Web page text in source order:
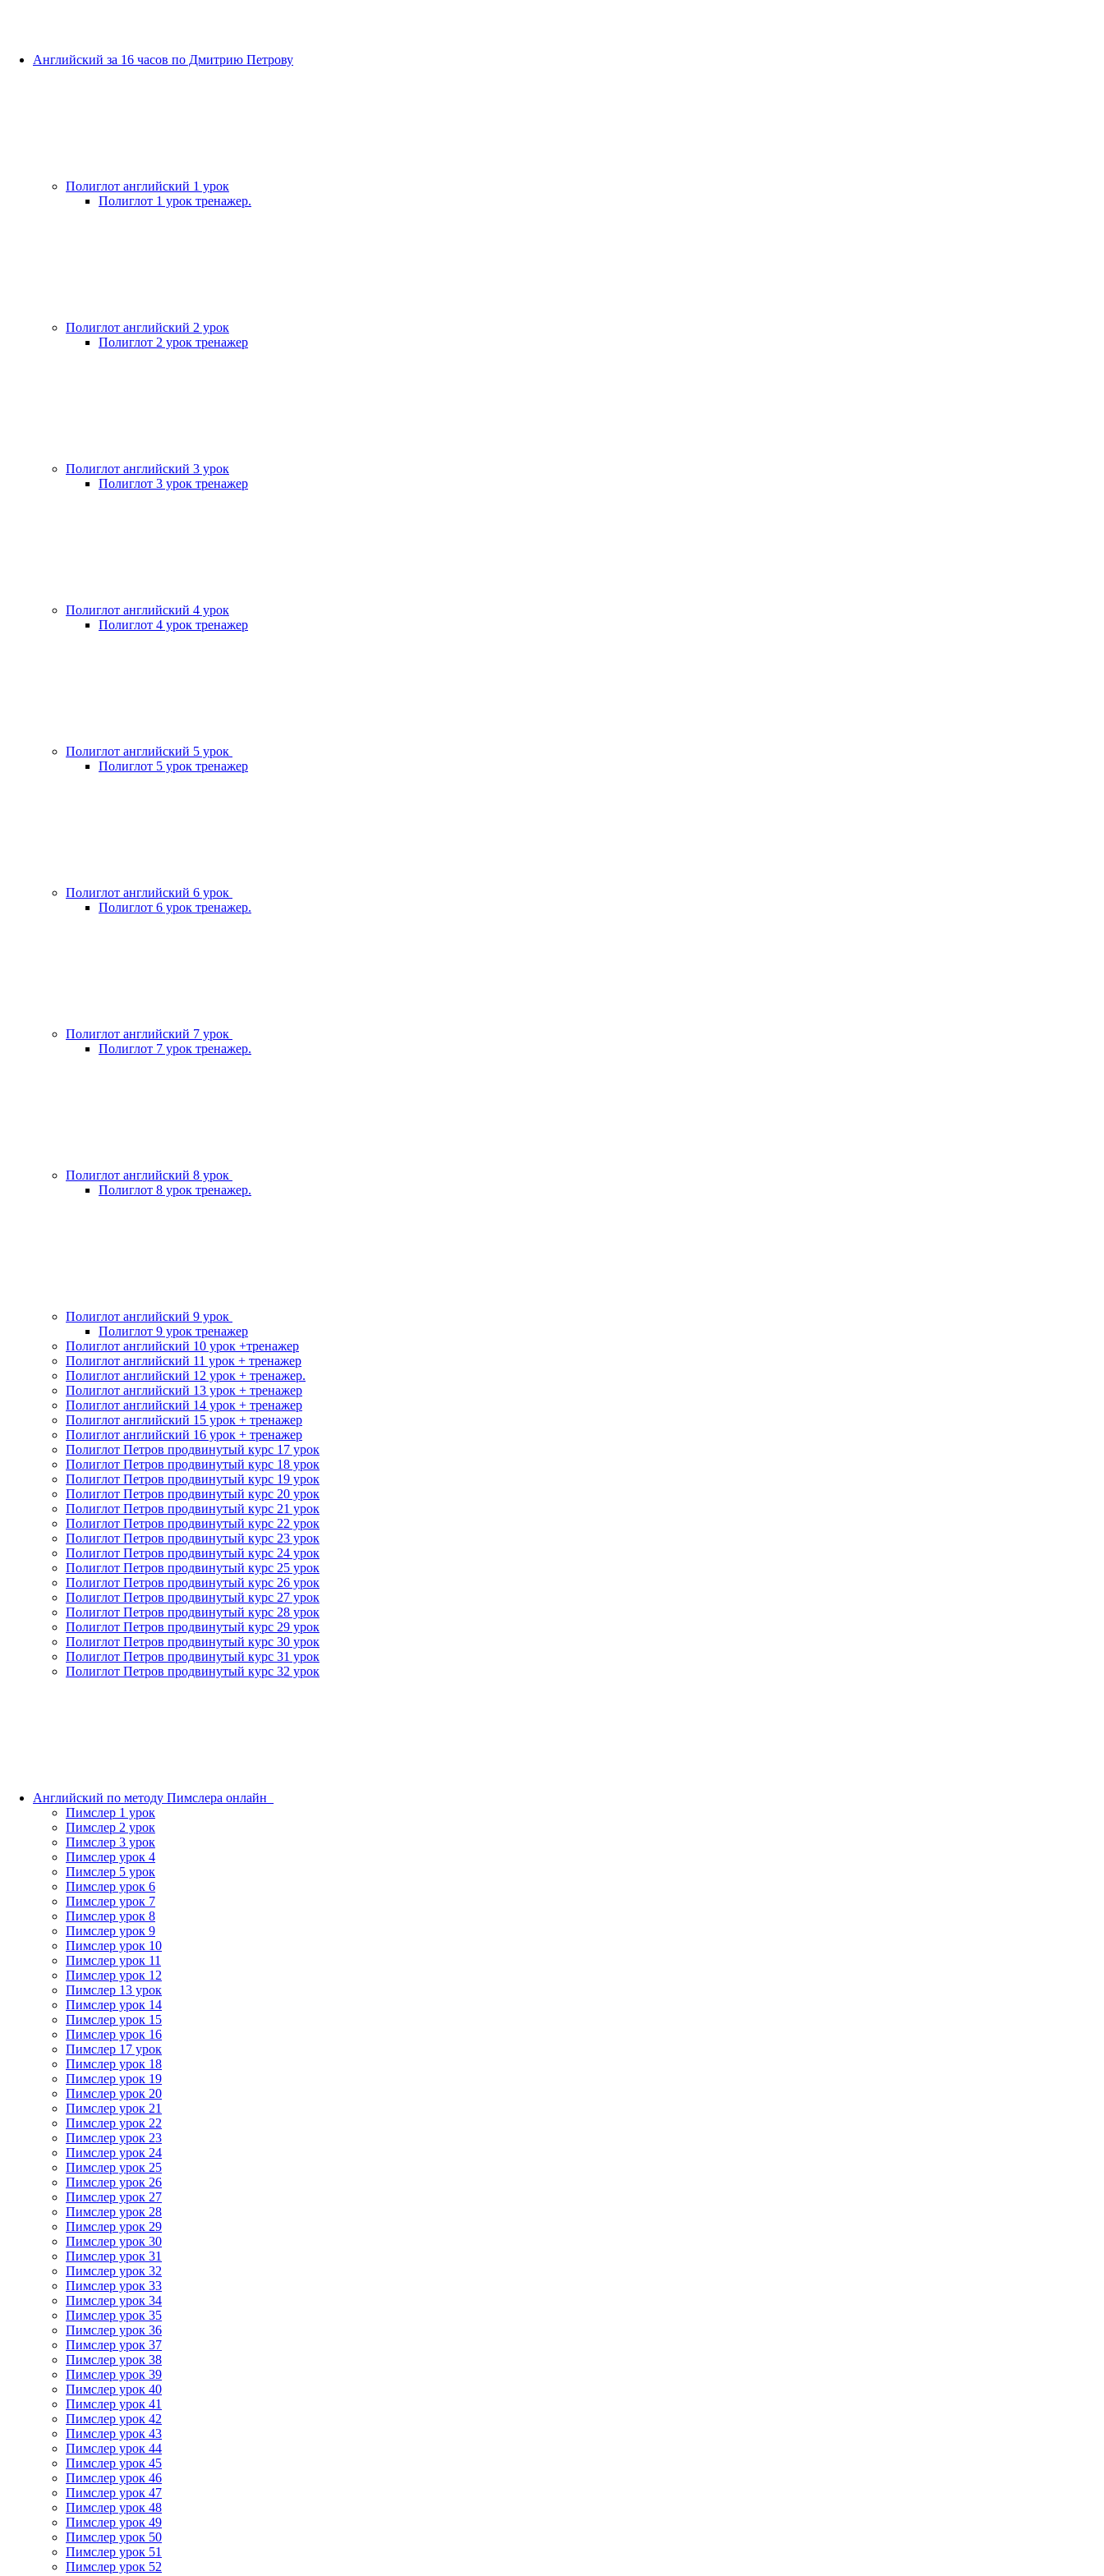
Английский за 16 часов по Дмитрию Петрову
Полиглот английский 1 урок
Полиглот 1 урок тренажер.
Полиглот английский 2 урок
Полиглот 2 урок тренажер
Полиглот английский 3 урок
Полиглот 3 урок тренажер
Полиглот английский 4 урок
Полиглот 4 урок тренажер
Полиглот английский 5 урок
Полиглот 5 урок тренажер
Полиглот английский 6 урок
Полиглот 6 урок тренажер.
Полиглот английский 7 урок
Полиглот 7 урок тренажер.
Полиглот английский 8 урок
Полиглот 8 урок тренажер.
Полиглот английский 9 урок
Полиглот 9 урок тренажер
Полиглот английский 10 урок +тренажер
Полиглот английский 11 урок + тренажер
Полиглот английский 12 урок + тренажер.
Полиглот английский 13 урок + тренажер
Полиглот английский 14 урок + тренажер
Полиглот английский 15 урок + тренажер
Полиглот английский 16 урок + тренажер
Полиглот Петров продвинутый курс 17 урок
Полиглот Петров продвинутый курс 18 урок
Полиглот Петров продвинутый курс 19 урок
Полиглот Петров продвинутый курс 20 урок
Полиглот Петров продвинутый курс 21 урок
Полиглот Петров продвинутый курс 22 урок
Полиглот Петров продвинутый курс 23 урок
Полиглот Петров продвинутый курс 24 урок
Полиглот Петров продвинутый курс 25 урок
Полиглот Петров продвинутый курс 26 урок
Полиглот Петров продвинутый курс 27 урок
Полиглот Петров продвинутый курс 28 урок
Полиглот Петров продвинутый курс 29 урок
Полиглот Петров продвинутый курс 30 урок
Полиглот Петров продвинутый курс 31 урок
Полиглот Петров продвинутый курс 32 урок
Английский по методу Пимслера онлайн_
Пимслер 1 урок
Пимслер 2 урок
Пимслер 3 урок
Пимслер урок 4
Пимслер 5 урок
Пимслер урок 6
Пимслер урок 7
Пимслер урок 8
Пимслер урок 9
Пимслер урок 10
Пимслер урок 11
Пимслер урок 12
Пимслер 13 урок
Пимслер урок 14
Пимслер урок 15
Пимслер урок 16
Пимслер 17 урок
Пимслер урок 18
Пимслер урок 19
Пимслер урок 20
Пимслер урок 21
Пимслер урок 22
Пимслер урок 23
Пимслер урок 24
Пимслер урок 25
Пимслер урок 26
Пимслер урок 27
Пимслер урок 28
Пимслер урок 29
Пимслер урок 30
Пимслер урок 31
Пимслер урок 32
Пимслер урок 33
Пимслер урок 34
Пимслер урок 35
Пимслер урок 36
Пимслер урок 37
Пимслер урок 38
Пимслер урок 39
Пимслер урок 40
Пимслер урок 41
Пимслер урок 42
Пимслер урок 43
Пимслер урок 44
Пимслер урок 45
Пимслер урок 46
Пимслер урок 47
Пимслер урок 48
Пимслер урок 49
Пимслер урок 50
Пимслер урок 51
Пимслер урок 52